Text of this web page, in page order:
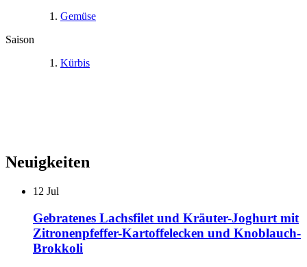
Gemüse
Saison
Kürbis
Neuigkeiten
12 Jul
Gebratenes Lachsfilet und Kräuter-Joghurt mit
Zitronenpfeffer-Kartoffelecken und Knoblauch-
Brokkoli